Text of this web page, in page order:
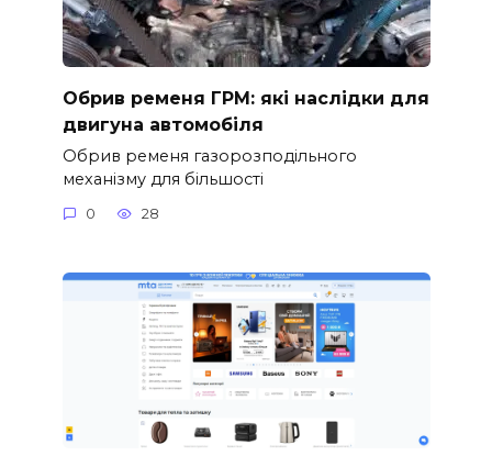
Обрив ременя ГРМ: які наслідки для
двигуна автомобіля
Обрив ременя газорозподільного
механізму для більшості
0 28